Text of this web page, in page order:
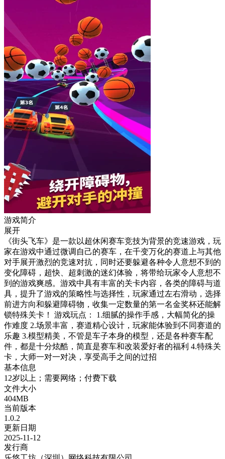
游戏简介
展开
《街头飞车》是一款以超休闲赛车竞技为背景的竞速游戏，玩
家在游戏中通过微调自己的赛车，在千变万化的赛道上与其他
对手展开激烈的竞速对抗，同时还要躲避各种令人意想不到的
变化障碍，超快、超刺激的迷幻体验，将带给玩家令人意想不
到的游戏爽感。游戏中具有丰富的关卡内容，各类的障碍与道
具，提升了游戏的策略性与选择性，玩家通过左右滑动，选择
前进方向和躲避障碍物，收集一定数量的第一名金奖杯还能解
锁特殊关卡！ 游戏玩点： 1.细腻的操作手感，大幅简化的操
作难度 2.场景丰富，赛道精心设计，玩家能体验到不同赛道的
乐趣 3.模型精美，不管是车子本身的模型，还是各种赛车配
件，都是十分炫酷，简直是赛车和改装爱好者的福利 4.特殊关
卡，大师一对一对决，享受高手之间的过招
基本信息
12岁以上；需要网络；付费下载
文件大小
404MB
当前版本
1.0.2
更新日期
2025-11-12
发行商